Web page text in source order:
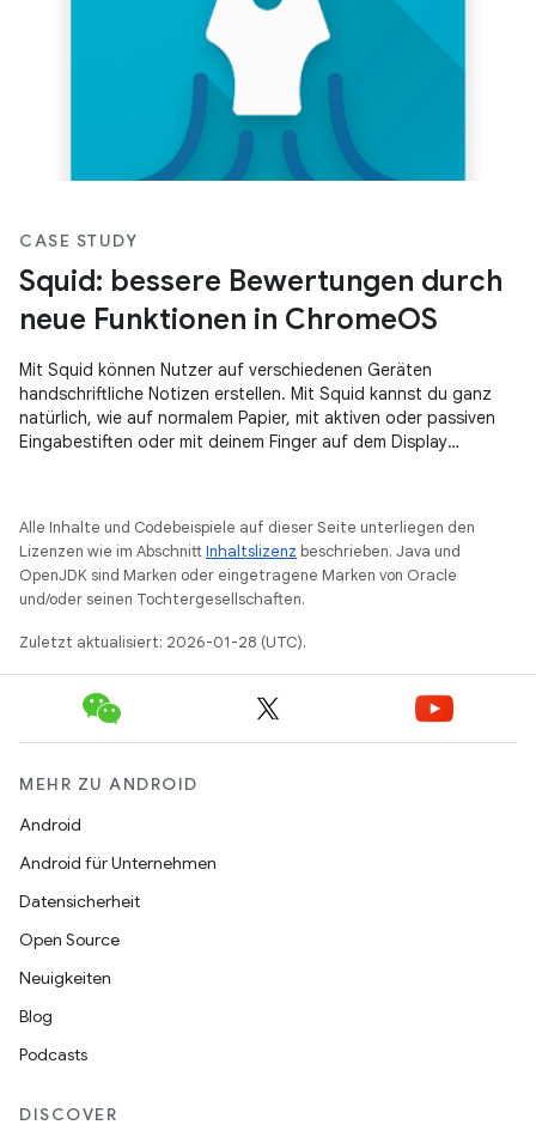
CASE STUDY
Squid: bessere Bewertungen durch
neue Funktionen in ChromeOS
Mit Squid können Nutzer auf verschiedenen Geräten
handschriftliche Notizen erstellen. Mit Squid kannst du ganz
natürlich, wie auf normalem Papier, mit aktiven oder passiven
Eingabestiften oder mit deinem Finger auf dem Display
Alle Inhalte und Codebeispiele auf dieser Seite unterliegen den
Lizenzen wie im AbschnittInhaltslizenz beschrieben. Java und
OpenJDK sind Marken oder eingetragene Marken von Oracle
und/oder seinen Tochtergesellschaften.
Zuletzt aktualisiert: 2026-01-28 (UTC).
MEHR ZU ANDROID
Android
Android für Unternehmen
Datensicherheit
Open Source
Neuigkeiten
Blog
Podcasts
DISCOVER